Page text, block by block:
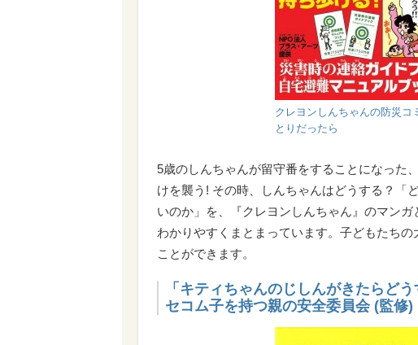
クレヨンしんちゃんの防災コ
とりだったら
5歳のしんちゃんが留守番をすることになった
けを襲う! その時、しんちゃんはどうする？「
いのか」を、『クレヨンしんちゃん』のマン
わかりやすくまとまっています。子どもたち
ことができます。
「キティちゃんのじしんがきたらどう
セコム子を持つ親の安全委員会 (監修)